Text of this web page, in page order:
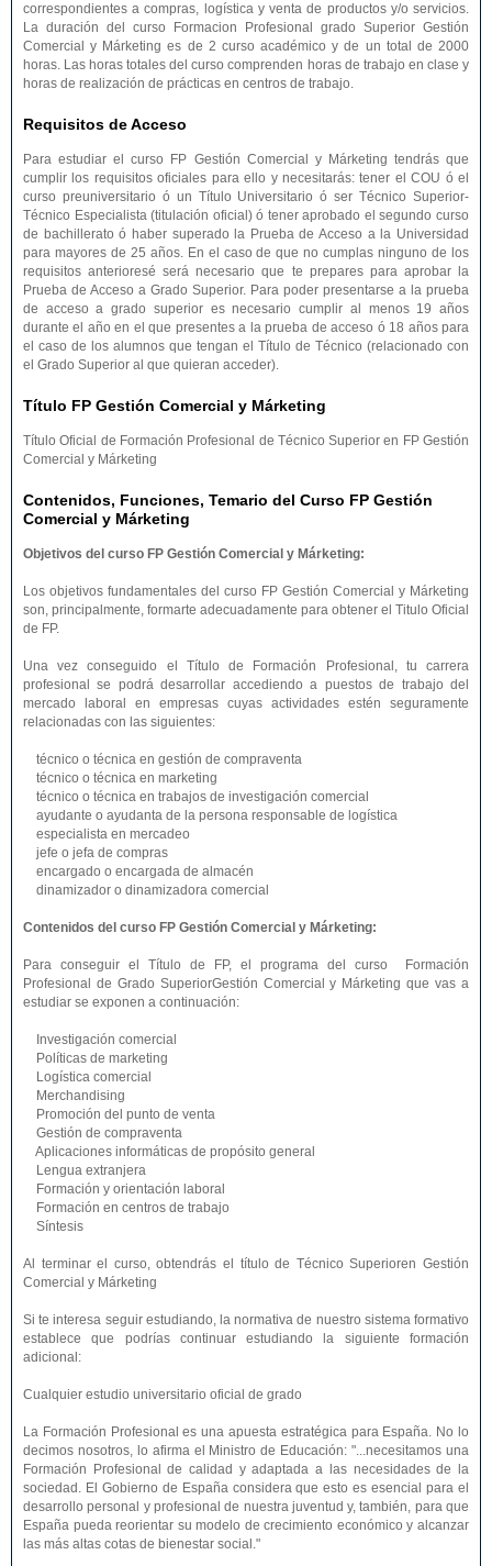
correspondientes a compras, logística y venta de productos y/o servicios.
La duración del curso Formacion Profesional grado Superior Gestión
Comercial y Márketing es de 2 curso académico y de un total de 2000
horas. Las horas totales del curso comprenden horas de trabajo en clase y
horas de realización de prácticas en centros de trabajo.
Requisitos de Acceso
Para estudiar el curso FP Gestión Comercial y Márketing tendrás que
cumplir los requisitos oficiales para ello y necesitarás: tener el COU ó el
curso preuniversitario ó un Título Universitario ó ser Técnico Superior-
Técnico Especialista (titulación oficial) ó tener aprobado el segundo curso
de bachillerato ó haber superado la Prueba de Acceso a la Universidad
para mayores de 25 años. En el caso de que no cumplas ninguno de los
requisitos anterioresé será necesario que te prepares para aprobar la
Prueba de Acceso a Grado Superior. Para poder presentarse a la prueba
de acceso a grado superior es necesario cumplir al menos 19 años
durante el año en el que presentes a la prueba de acceso ó 18 años para
el caso de los alumnos que tengan el Título de Técnico (relacionado con
el Grado Superior al que quieran acceder).
Título FP Gestión Comercial y Márketing
Título Oficial de Formación Profesional de Técnico Superior en FP Gestión
Comercial y Márketing
Contenidos, Funciones, Temario del Curso FP Gestión
Comercial y Márketing
Objetivos del curso FP Gestión Comercial y Márketing:
Los objetivos fundamentales del curso FP Gestión Comercial y Márketing
son, principalmente, formarte adecuadamente para obtener el Titulo Oficial
de FP.
Una vez conseguido el Título de Formación Profesional, tu carrera
profesional se podrá desarrollar accediendo a puestos de trabajo del
mercado laboral en empresas cuyas actividades estén seguramente
relacionadas con las siguientes:
técnico o técnica en gestión de compraventa
técnico o técnica en marketing
técnico o técnica en trabajos de investigación comercial
ayudante o ayudanta de la persona responsable de logística
especialista en mercadeo
jefe o jefa de compras
encargado o encargada de almacén
dinamizador o dinamizadora comercial
Contenidos del curso FP Gestión Comercial y Márketing:
Para conseguir el Título de FP, el programa del curso Formación
Profesional de Grado SuperiorGestión Comercial y Márketing que vas a
estudiar se exponen a continuación:
Investigación comercial
Políticas de marketing
Logística comercial
Merchandising
Promoción del punto de venta
Gestión de compraventa
Aplicaciones informáticas de propósito general
Lengua extranjera
Formación y orientación laboral
Formación en centros de trabajo
Síntesis
Al terminar el curso, obtendrás el título de Técnico Superioren Gestión
Comercial y Márketing
Si te interesa seguir estudiando, la normativa de nuestro sistema formativo
establece que podrías continuar estudiando la siguiente formación
adicional:
Cualquier estudio universitario oficial de grado
La Formación Profesional es una apuesta estratégica para España. No lo
decimos nosotros, lo afirma el Ministro de Educación: "...necesitamos una
Formación Profesional de calidad y adaptada a las necesidades de la
sociedad. El Gobierno de España considera que esto es esencial para el
desarrollo personal y profesional de nuestra juventud y, también, para que
España pueda reorientar su modelo de crecimiento económico y alcanzar
las más altas cotas de bienestar social."